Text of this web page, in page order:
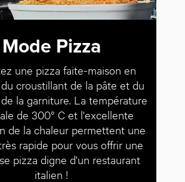
Mode Pizza
une pizza faite-maison en
croustillant de la pâte et du
la garniture. La température
de 300° C et l'excellente
de la chaleur permettent une
rapide pour vous offrir une
pizza digne d'un restaurant
italien !